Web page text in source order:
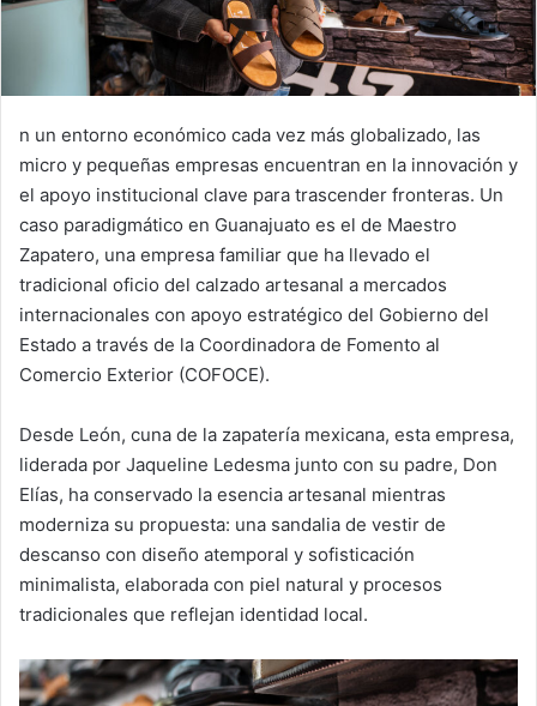
n un entorno económico cada vez más globalizado, las
micro y pequeñas empresas encuentran en la innovación y
el apoyo institucional clave para trascender fronteras. Un
caso paradigmático en Guanajuato es el de Maestro
Zapatero, una empresa familiar que ha llevado el
tradicional oficio del calzado artesanal a mercados
internacionales con apoyo estratégico del Gobierno del
Estado a través de la Coordinadora de Fomento al
Comercio Exterior (COFOCE).
Desde León, cuna de la zapatería mexicana, esta empresa,
liderada por Jaqueline Ledesma junto con su padre, Don
Elías, ha conservado la esencia artesanal mientras
moderniza su propuesta: una sandalia de vestir de
descanso con diseño atemporal y sofisticación
minimalista, elaborada con piel natural y procesos
tradicionales que reflejan identidad local.